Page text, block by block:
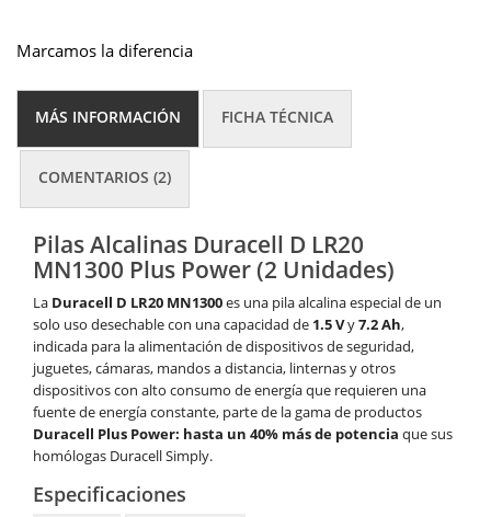
Marcamos la diferencia
MÁS INFORMACIÓN FICHA TÉCNICA
COMENTARIOS (2)
Pilas Alcalinas Duracell D LR20
MN1300 Plus Power (2 Unidades)
La Duracell D LR20 MN1300es una pila alcalina especial de un
solo uso desechable con una capacidad de 1.5 Vy7.2 Ah,
indicada para la alimentación de dispositivos de seguridad,
juguetes, cámaras, mandos a distancia, linternas y otros
dispositivos con alto consumo de energía que requieren una
fuente de energía constante, parte de la gama de productos
Duracell Plus Power: hasta un 40% más de potencia que sus
homólogas Duracell Simply.
Especificaciones